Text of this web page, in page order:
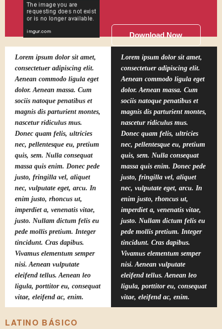
Download Now
Lorem ipsum dolor sit amet,
consectetuer adipiscing elit.
Aenean commodo ligula eget
dolor. Aenean massa. Cum
sociis natoque penatibus et
magnis dis parturient montes,
nascetur ridiculus mus.
Donec quam felis, ultricies
nec, pellentesque eu, pretium
quis, sem. Nulla consequat
massa quis enim. Donec pede
justo, fringilla vel, aliquet
nec, vulputate eget, arcu. In
enim justo, rhoncus ut,
imperdiet a, venenatis vitae,
justo. Nullam dictum felis eu
pede mollis pretium. Integer
tincidunt. Cras dapibus.
Vivamus elementum semper
nisi. Aenean vulputate
eleifend tellus. Aenean leo
ligula, porttitor eu, consequat
vitae, eleifend ac, enim.
Lorem ipsum dolor sit amet,
consectetuer adipiscing elit.
Aenean commodo ligula eget
dolor. Aenean massa. Cum
sociis natoque penatibus et
magnis dis parturient montes,
nascetur ridiculus mus.
Donec quam felis, ultricies
nec, pellentesque eu, pretium
quis, sem. Nulla consequat
massa quis enim. Donec pede
justo, fringilla vel, aliquet
nec, vulputate eget, arcu. In
enim justo, rhoncus ut,
imperdiet a, venenatis vitae,
justo. Nullam dictum felis eu
pede mollis pretium. Integer
tincidunt. Cras dapibus.
Vivamus elementum semper
nisi. Aenean vulputate
eleifend tellus. Aenean leo
ligula, porttitor eu, consequat
vitae, eleifend ac, enim.
LATINO BÁSICO